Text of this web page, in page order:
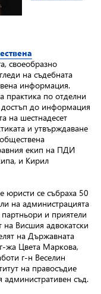
своеобразно
на съдебната
информация.
практика по отделни
достъп до информация
на шестнадесет
и утвърждаване
екип на ПДИ
и Кирил
юристи се събраха 50
на администрацията
и приятели
на Висшия адвокатски
на Държавната
жа Цвета Маркова,
г-н Веселин
на правосъдие
съд.